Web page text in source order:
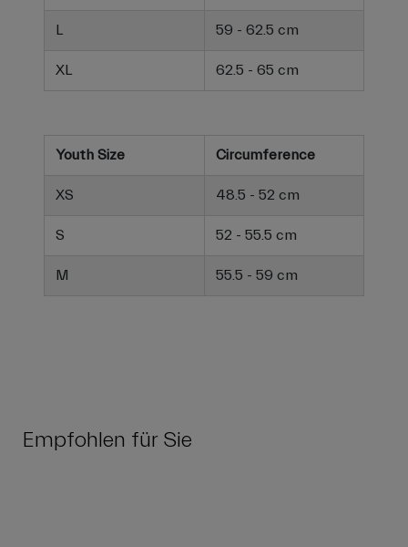
L 59 - 62.5 cm
XL 62.5 - 65 cm
Youth Size Circumference
XS 48.5 - 52 cm
S 52 - 55.5 cm
M 55.5 - 59 cm
Empfohlen für Sie